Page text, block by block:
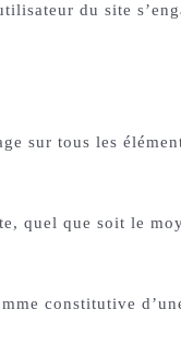
du site
sur tous les
quel que soit le
constitutive